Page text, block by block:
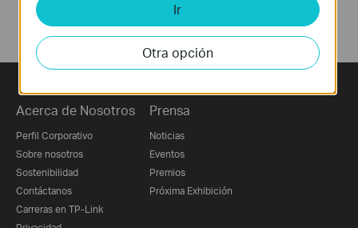
Acerca de Nosotros
Perfil Corporativo
Sobre nosotros
Sostenibilidad
Contáctanos
Carreras en TP-Link
Prensa
Noticias
Eventos
Premios
Próxima Exhibición
Ir
Otra opción